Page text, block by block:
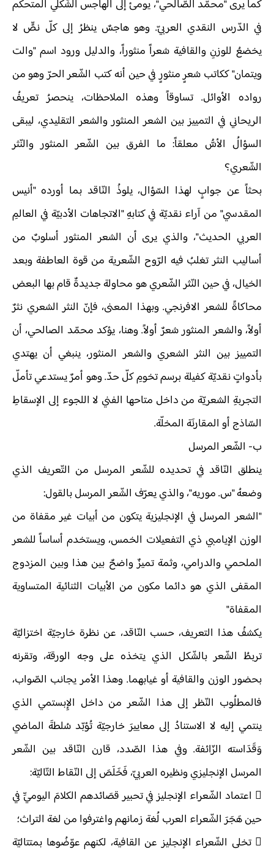
كما يرى "محمّد الصّالحي"، يومئ إلى الهاجس الشّكلي المتحكم
في الدّرس النقدي العربيّ. وهو هاجسٌ ينظرُ إلى كلّ نصٍّ لا
يخضعُ للوزنِ والقافية شعراً منثوراً، والدليل ورود اسم "والت
ويتمان" ككاتب شعرٍ منثورٍ في حين أنه كتب الشّعر الحرّ وهو من
رواده الأوائل. تساوقاً وهذه الملاحظات، ينحصرُ تعريفُ
الريحاني في التمييز بين الشعر المنثور والشعر التقليدي، ليبقى
السؤالُ الأسُّ معلقاً: ما الفرق بين الشّعر المنثور والنّثر
الشّعري؟
بحثاً عن جوابٍ لهذا السّؤال، يلوذُ النّاقد بما أورده "أنيس
المقدسي" من آراء نقديّة في كتابهِ "الاتجاهات الأدبيّة في العالمِ
العربي الحديث"، والذي يرى أن الشعر المنثور أسلوبٌ من
أساليب النثر تغلبُ فيه الرّوح الشّعرية من قوة العاطفة وبعد
الخيال، في حين النّثر الشّعري هو محاولة جديدةٌ قام بها البعض
محاكاةً للشعر الافرنجي. وبهذا المعنى، فإنّ النثر الشعري نثرٌ
أولاً، والشعر المنثور شعرٌ أولاً. وهنا، يؤكد محمّد الصالحي، أن
التمييز بين النثر الشعري والشعر المنثور، ينبغي أن يهتدي
بأدواتٍ نقديّة كفيلة برسم تخومِ كلّ حدّ. وهو أمرٌ يستدعي تأملّ
التجربةِ الشعريّة من داخل متاحها الفني لا اللجوء إلى الإسقاطِ
السّاذج أو المقارنَة المخلّة.
ب‌- الشّعر المرسل
ينطلق النّاقد في تحديده للشّعر المرسل من التّعريف الذي
وضعهُ "س. موريه"، والذي يعرّف الشّعر المرسل بالقول:
"الشعر المرسل في الإنجليزية يتكون من أبيات غير مقفاة من
الوزن الإيامبي ذي التفعيلات الخمس، ويستخدم أساساً للشعر
الملحمي والدرامي، وثمة تميزٌ واضحٌ بين هذا وبين المزدوج
المقفى الذي هو دائما مكون من الأبيات الثنائية المتساوية
المقفاة"
يكشفُ هذا التعريف، حسب النّاقد، عن نظرة خارجيّة اختزاليّة
تربطُ الشّعر بالشّكل الذي يتخذه على وجه الورقة، وتقرنه
بحضور الوزن والقافية أو غيابهما. وهذا الأمر يجانب الصّواب،
فالمطلُوب النّظر إلى هذا الشّعر من داخل الإِبستمي الذي
ينتمي إليه لا الاستنادُ إلى معاييرَ خارجيّة تُؤبّد سُلطةَ الماضي
وَقَدَاسته الزّائفة. وفي هذا الصّدد، قارن النّاقد بين الشّعر
المرسل الإنجليزي ونظيره العربيّ، فَخَلَصَ إلى النّقاط التّاليّة:
 اعتماد الشّعراء الإنجليز في تحبير قصَائدهم الكلامَ اليوميِّ في
حين هَجَرَ الشّعراء العرب لُغة زمانهم واغترفوا من لغة التراث؛
 تخلى الشّعراء الإنجليز عن القافية، لكنهم عوّضُوها بمتتاليّة